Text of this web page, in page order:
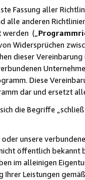
Fassung aller
alle anderen
werden („
Widersprüchen
dieser
Diese
dar und ersetzt
die Begriffe
unsere
öffentlich
im alleinigen
Ihrer Leistungen